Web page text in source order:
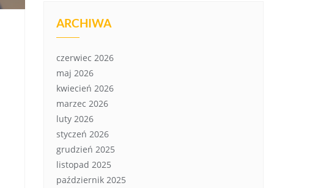
ARCHIWA
czerwiec 2026
maj 2026
kwiecień 2026
marzec 2026
luty 2026
styczeń 2026
grudzień 2025
listopad 2025
październik 2025